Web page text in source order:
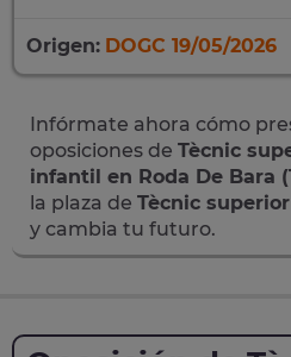
Origen: DOGC 19/05/2026
Infórmate ahora cómo
oposiciones de Tècnic
infantil en Roda De Bara
la plaza de Tècnic
y cambia tu futuro.